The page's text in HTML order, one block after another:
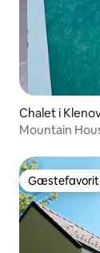
Chalet i
Mountain
Gæstefavorit
Gæstefavorit